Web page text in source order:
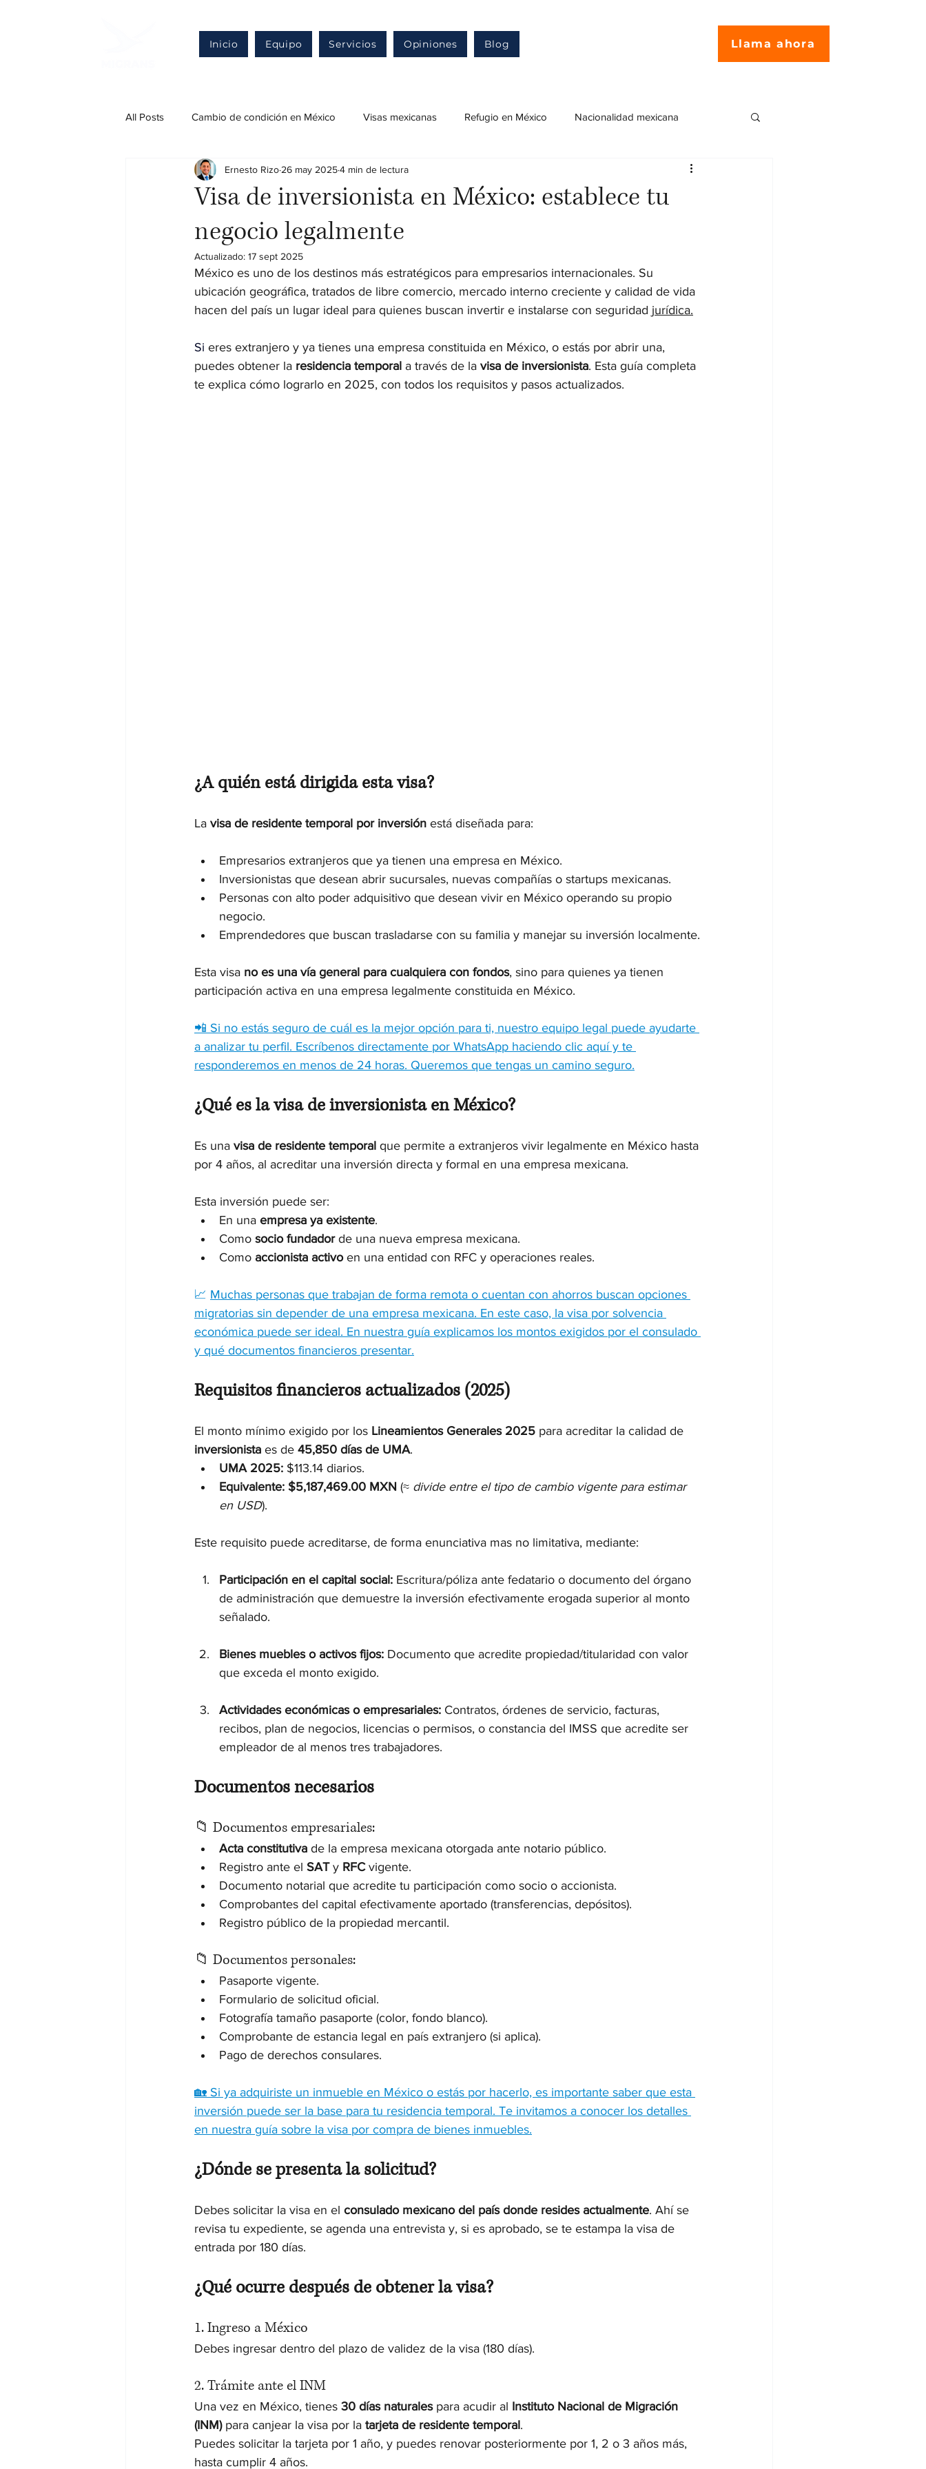
Inicio Equipo Servicios Opiniones Blog Llama ahora
All Posts Cambio de condición en México Visas mexicanas Refugio en México Nacionalidad mexicana
Regularización en México Defensa migratoria en México
Otros trámites migratorios legales Ingreso a México
Visa de inversionista en México: establece tu
negocio legalmente
Ernesto Rizo 26 may 20254 min de lectura
Actualizado: 17 sept 2025
México es uno de los destinos más estratégicos para empresarios internacionales. Su
ubicación geográfica, tratados de libre comercio, mercado interno creciente y calidad de vida
hacen del país un lugar ideal para quienes buscan invertir e instalarse con seguridad jurídica.
Si eres extranjero y ya tienes una empresa constituida en México, o estás por abrir una,
puedes obtener la residencia temporal a través de la visa de inversionista. Esta guía completa
te explica cómo lograrlo en 2025, con todos los requisitos y pasos actualizados.
¿A quién está dirigida esta visa?
La visa de residente temporal por inversión está diseñada para:
Empresarios extranjeros que ya tienen una empresa en México.
Inversionistas que desean abrir sucursales, nuevas compañías o startups mexicanas.
Personas con alto poder adquisitivo que desean vivir en México operando su propio
negocio.
Emprendedores que buscan trasladarse con su familia y manejar su inversión localmente.
Esta visa no es una vía general para cualquiera con fondos, sino para quienes ya tienen
participación activa en una empresa legalmente constituida en México.
📲 Si no estás seguro de cuál es la mejor opción para ti, nuestro equipo legal puede ayudarte
a analizar tu perfil. Escríbenos directamente por WhatsApp haciendo clic aquí y te
responderemos en menos de 24 horas. Queremos que tengas un camino seguro.
¿Qué es la visa de inversionista en México?
Es una visa de residente temporal que permite a extranjeros vivir legalmente en México hasta
por 4 años, al acreditar una inversión directa y formal en una empresa mexicana.
Esta inversión puede ser:
En una empresa ya existente.
Como socio fundador de una nueva empresa mexicana.
Como accionista activo en una entidad con RFC y operaciones reales.
📈 Muchas personas que trabajan de forma remota o cuentan con ahorros buscan opciones
migratorias sin depender de una empresa mexicana. En este caso, la visa por solvencia
económica puede ser ideal. En nuestra guía explicamos los montos exigidos por el consulado
y qué documentos financieros presentar.
Requisitos financieros actualizados (2025)
El monto mínimo exigido por los Lineamientos Generales 2025 para acreditar la calidad de
inversionista es de 45,850 días de UMA.
UMA 2025: $113.14 diarios.
Equivalente: $5,187,469.00 MXN (≈ divide entre el tipo de cambio vigente para estimar
en USD).
Este requisito puede acreditarse, de forma enunciativa mas no limitativa, mediante:
Participación en el capital social: Escritura/póliza ante fedatario o documento del órgano
de administración que demuestre la inversión efectivamente erogada superior al monto
señalado.
Bienes muebles o activos fijos: Documento que acredite propiedad/titularidad con valor
que exceda el monto exigido.
Actividades económicas o empresariales: Contratos, órdenes de servicio, facturas,
recibos, plan de negocios, licencias o permisos, o constancia del IMSS que acredite ser
empleador de al menos tres trabajadores.
Documentos necesarios
📁 Documentos empresariales:
Acta constitutiva de la empresa mexicana otorgada ante notario público.
Registro ante el SAT y RFC vigente.
Documento notarial que acredite tu participación como socio o accionista.
Comprobantes del capital efectivamente aportado (transferencias, depósitos).
Registro público de la propiedad mercantil.
📁 Documentos personales:
Pasaporte vigente.
Formulario de solicitud oficial.
Fotografía tamaño pasaporte (color, fondo blanco).
Comprobante de estancia legal en país extranjero (si aplica).
Pago de derechos consulares.
🏡 Si ya adquiriste un inmueble en México o estás por hacerlo, es importante saber que esta
inversión puede ser la base para tu residencia temporal. Te invitamos a conocer los detalles
en nuestra guía sobre la visa por compra de bienes inmuebles.
¿Dónde se presenta la solicitud?
Debes solicitar la visa en el consulado mexicano del país donde resides actualmente. Ahí se
revisa tu expediente, se agenda una entrevista y, si es aprobado, se te estampa la visa de
entrada por 180 días.
¿Qué ocurre después de obtener la visa?
1. Ingreso a México
Debes ingresar dentro del plazo de validez de la visa (180 días).
2. Trámite ante el INM
Una vez en México, tienes 30 días naturales para acudir al Instituto Nacional de Migración
(INM) para canjear la visa por la tarjeta de residente temporal.
Puedes solicitar la tarjeta por 1 año, y puedes renovar posteriormente por 1, 2 o 3 años más,
hasta cumplir 4 años.